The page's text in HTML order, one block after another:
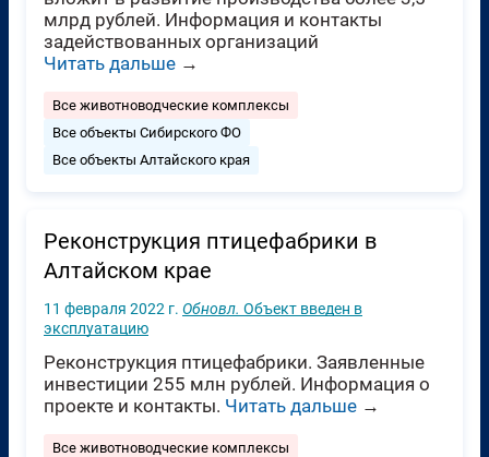
млрд рублей. Информация и контакты
задействованных организаций
Читать дальше →
Все животноводческие комплексы
Все объекты Сибирского ФО
Все объекты Алтайского края
Реконструкция птицефабрики в
Алтайском крае
11 февраля 2022 г. Обновл. Объект введен в
эксплуатацию
Реконструкция птицефабрики. Заявленные
инвестиции 255 млн рублей. Информация о
проекте и контакты. Читать дальше →
Все животноводческие комплексы